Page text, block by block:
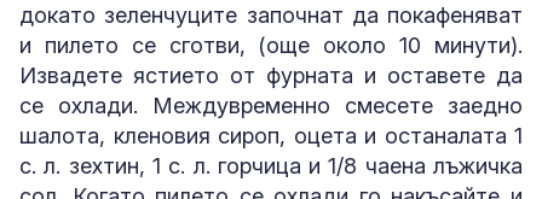
докато зеленчуците започнат да покафеняват
и пилето се сготви, (още около 10 минути).
Извадете ястието от фурната и оставете да
се охлади. Междувременно смесете заедно
шалота, кленовия сироп, оцета и останалата 1
с. л. зехтин, 1 с. л. горчица и 1/8 чаена лъжичка